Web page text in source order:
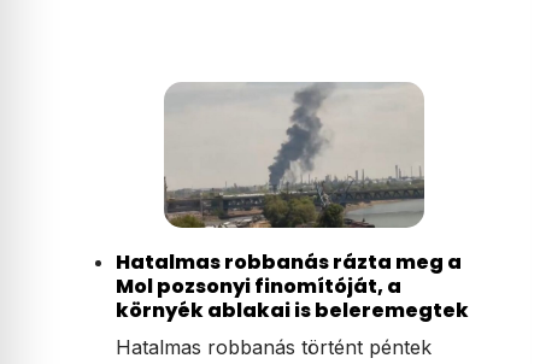
Hatalmas robbanás rázta meg a
Mol pozsonyi finomítóját, a
környék ablakai is beleremegtek
Hatalmas robbanás történt péntek